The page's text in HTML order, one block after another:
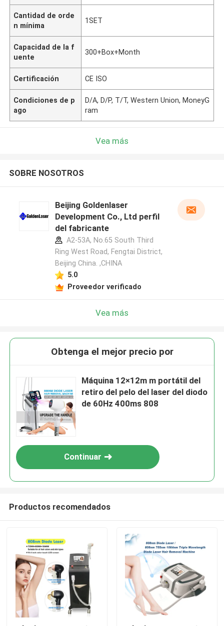
Hogar
Cantidad de orde
n mínima
1SET
Capacidad de la f
uente
300+Box+Month
Certificación CE ISO
Condiciones de p
ago
D/A, D/P, T/T, Western Union, MoneyG
ram
Vea más
SOBRE NOSOTROS
Beijing Goldenlaser
Development Co., Ltd perfil
del fabricante
A2-53A, No.65 South Third
Ring West Road, Fengtai District,
Beijing China. ,CHINA
5.0
Proveedor verificado
Vea más
Obtenga el mejor precio por
Máquina 12×12m m portátil del
retiro del pelo del laser del diodo
de 60Hz 400ms 808
Continuar
Productos recomendados